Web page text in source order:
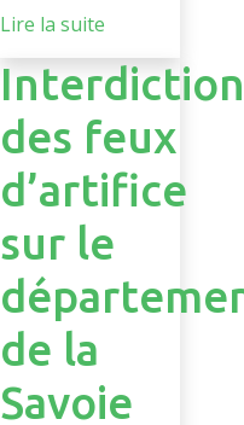
Lire la suite
Interdiction
des feux
d’artifice
sur le
de la
Savoie